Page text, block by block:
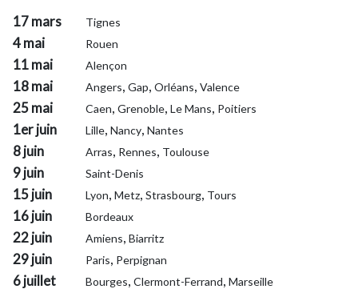
17 mars Tignes
4 mai Rouen
11 mai Alençon
18 mai Angers, Gap, Orléans, Valence
25 mai Caen, Grenoble, Le Mans, Poitiers
1er juin Lille, Nancy, Nantes
8 juin Arras, Rennes, Toulouse
9 juin Saint-Denis
15 juin Lyon, Metz, Strasbourg, Tours
16 juin Bordeaux
22 juin Amiens, Biarritz
29 juin Paris, Perpignan
6 juillet Bourges, Clermont-Ferrand, Marseille